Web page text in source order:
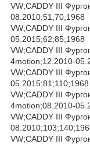
VW;CADDY III
08.2010;51;70;1968
VW;CADDY III
05.2015;62;85;1968
VW;CADDY III
4motion;12.2010-
VW;CADDY III
05.2015;81;110;1968
VW;CADDY III
4motion;08.2010-
VW;CADDY III
VW;CADDY III